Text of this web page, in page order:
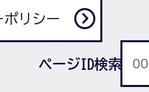
ポリシー
ページID検索